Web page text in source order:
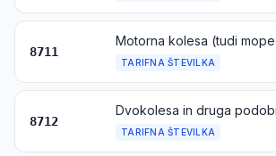
8711
TARIFNA ŠTEVILKA
8712
TARIFNA ŠTEVILKA